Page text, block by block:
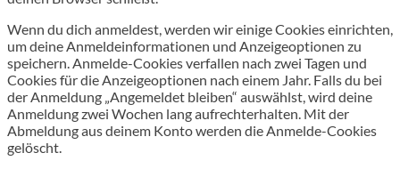
Wenn du dich anmeldest, werden wir einige Cookies einrichten,
um deine Anmeldeinformationen und Anzeigeoptionen zu
speichern. Anmelde-Cookies verfallen nach zwei Tagen und
Cookies für die Anzeigeoptionen nach einem Jahr. Falls du bei
der Anmeldung „Angemeldet bleiben“ auswählst, wird deine
Anmeldung zwei Wochen lang aufrechterhalten. Mit der
Abmeldung aus deinem Konto werden die Anmelde-Cookies
gelöscht.